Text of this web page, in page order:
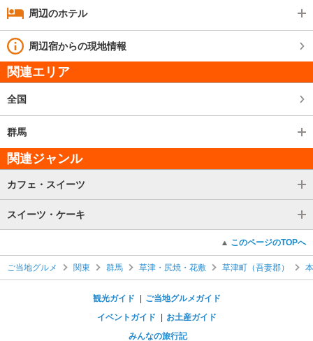
周辺のホテル
周辺宿からの現地情報
関連エリア
全国
群馬
関連ジャンル
カフェ・スイーツ
スイーツ・ケーキ
このページのTOPへ
ご当地グルメ 関東 群馬 草津・尻焼・花敷 草津町（吾妻郡）
観光ガイド
ご当地グルメガイド
イベントガイド
お土産ガイド
みんなの旅行記